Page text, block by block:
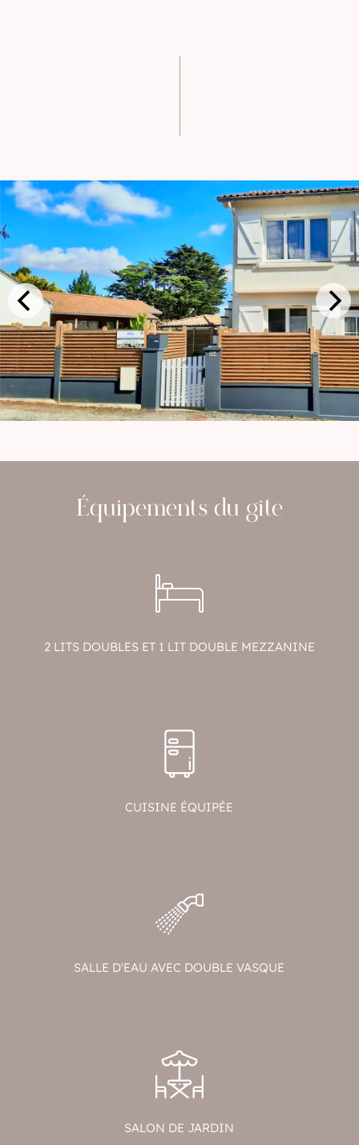
Équipements du gîte
2 LITS DOUBLES ET 1 LIT DOUBLE MEZZANINE
CUISINE ÉQUIPÉE
SALLE D'EAU AVEC DOUBLE VASQUE
SALON DE JARDIN